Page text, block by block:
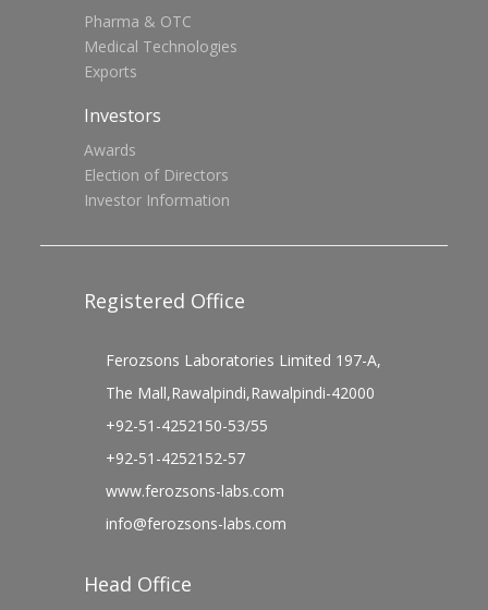
Pharma & OTC
Medical Technologies
Exports
Investors
Awards
Election of Directors
Investor Information
Registered Office
Ferozsons Laboratories Limited 197-A,
The Mall,Rawalpindi,Rawalpindi-42000
+92-51-4252150-53/55
+92-51-4252152-57
www.ferozsons-labs.com
info@ferozsons-labs.com
Head Office